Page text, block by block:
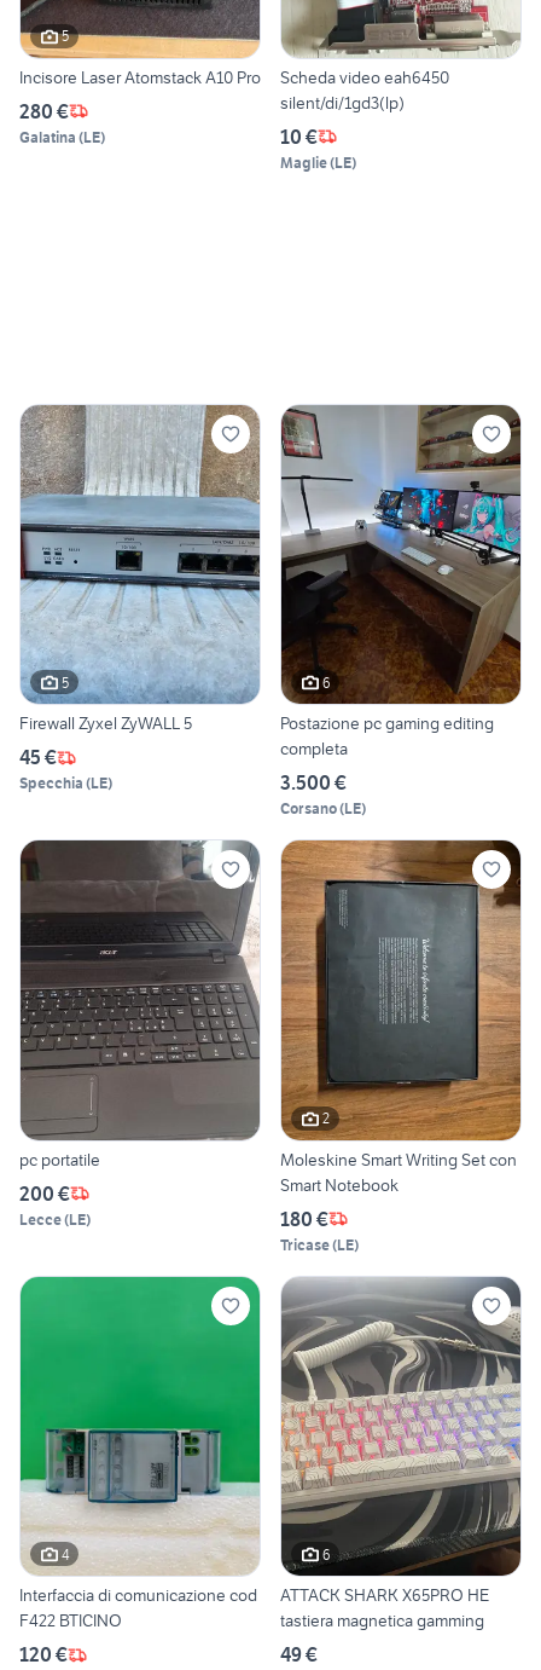
5
Incisore Laser Atomstack A10 Pro
280 €
Galatina (LE)
Scheda video eah6450
silent/di/1gd3(lp)
10 €
Maglie(LE)
5
Firewall Zyxel ZyWALL 5
45 €
Specchia (LE)
6
Postazione pc gaming editing
completa
3.500 €
Corsano(LE)
pc portatile
200 €
Lecce(LE)
2
Moleskine Smart Writing Set con
Smart Notebook
180 €
Tricase(LE)
4
Interfaccia di comunicazione cod
F422 BTICINO
120 €
6
ATTACK SHARK X65PRO HE
tastiera magnetica gamming
49 €